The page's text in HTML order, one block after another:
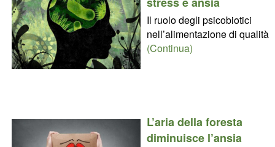
Il ruolo degli psicobiotici
nell’alimentazione di qualità
(Continua)
L’aria della foresta
diminuisce l’ansia